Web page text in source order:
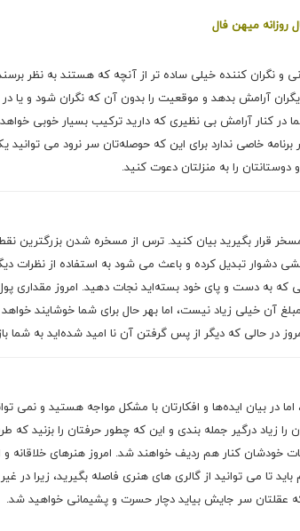
روزانه میهن فال
نگران کننده خیلی ساده تر از آنچه که هستند به نظر
آرامش بدهد و موقعیت را بدون آن که نگران شود و یا در
در کنار آرامش بی نظیری که دارید ترکیب بسیار خوبی
برنامه خاصی ندارد برای این که حوصله‌تان سر نرود می
را به منزلتان دعوت کنید.
قرار بگیرید بیان کنید. ترس از مسخره شدن بزرگترین
دشوار تبدیل کرده و باعث می شود به استفاده از نظرات
که به دست و پای خود بسته‌اید نجات دهید. امروز مقداری
آن خیلی زیاد نیست، اما بهر حال برای شما خوشایند
حالی که دیگر از پس گرفتن آن نا امید شده‌اید به شما
در بیان ایده‌ها و افکارتان با مشکل مواجه هستید و نمی
زیاد درگیر جمله بندی و این که چطور حرفتان را بزنید که
کنار هم ردیف خواهند شد. امروز هنرهای خلاقانه و
تا می توانید از گالری های هنری فاصله بگیرید، زیرا در
عقلتان سر جایش بیاید دچار حسرت و پشیمانی خواهید شد.